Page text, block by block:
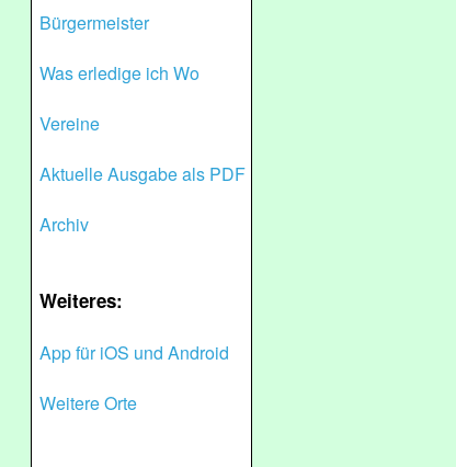
Bürgermeister
Was erledige ich Wo
Vereine
Aktuelle Ausgabe als PDF
Archiv
Weiteres:
App für iOS und Android
Weitere Orte